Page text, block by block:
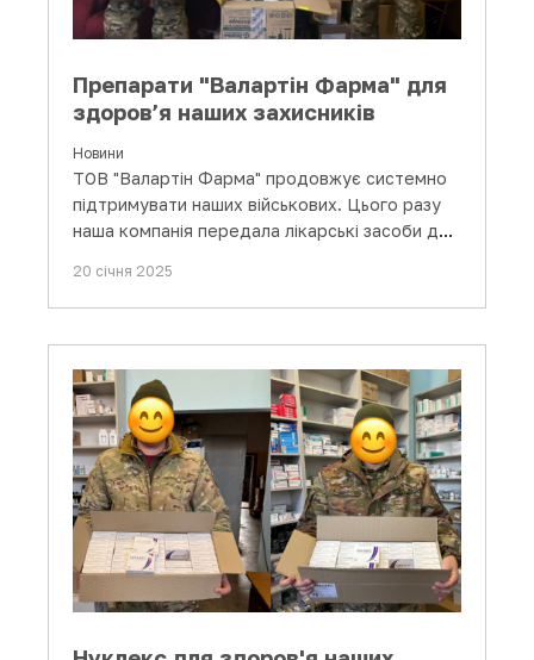
Препарати "Валартін Фарма" для
здоров’я наших захисників
Новини
ТОВ "Валартін Фарма" продовжує системно
підтримувати наших військових. Цього разу
наша компанія передала лікарські засоби для
20 січня 2025